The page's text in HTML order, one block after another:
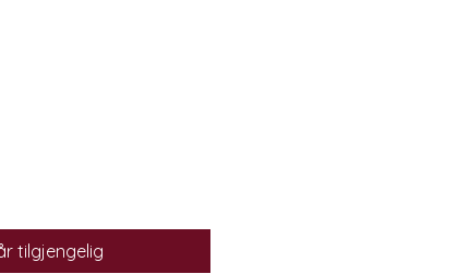
tilgjengelig